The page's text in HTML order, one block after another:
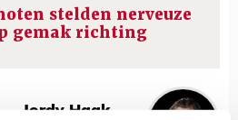
stelden nerveuze
gemak richting
Jordy Haak